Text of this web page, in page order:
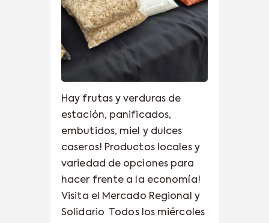
Hay frutas y verduras de
estación, panificados,
embutidos, miel y dulces
caseros! Productos locales y
variedad de opciones para
hacer frente a la economía!
Visita el Mercado Regional y
Solidario
Todos los miércoles